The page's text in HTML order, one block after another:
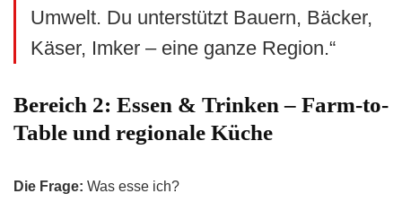
Umwelt. Du unterstützt Bauern, Bäcker,
Käser, Imker – eine ganze Region.“
Bereich 2: Essen & Trinken – Farm-to-
Table und regionale Küche
Die Frage: Was esse ich?